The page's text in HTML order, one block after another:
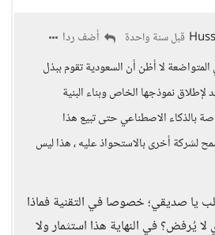
قبل سنة واحدة
أضف ردا
لا أظن أن السعودية تقوم ببذل
لإطلاق نموذجها الخاص وبناء البنية
بالذكاء الاصطناعي حتى تبيع هذا
لشركة أخرى بالاستحواذ عليه ، هذا ليس
صديقي؛ خصوصا في التقنية فماذا
يُرفض؟ في النهاية هذا استثمار ولا